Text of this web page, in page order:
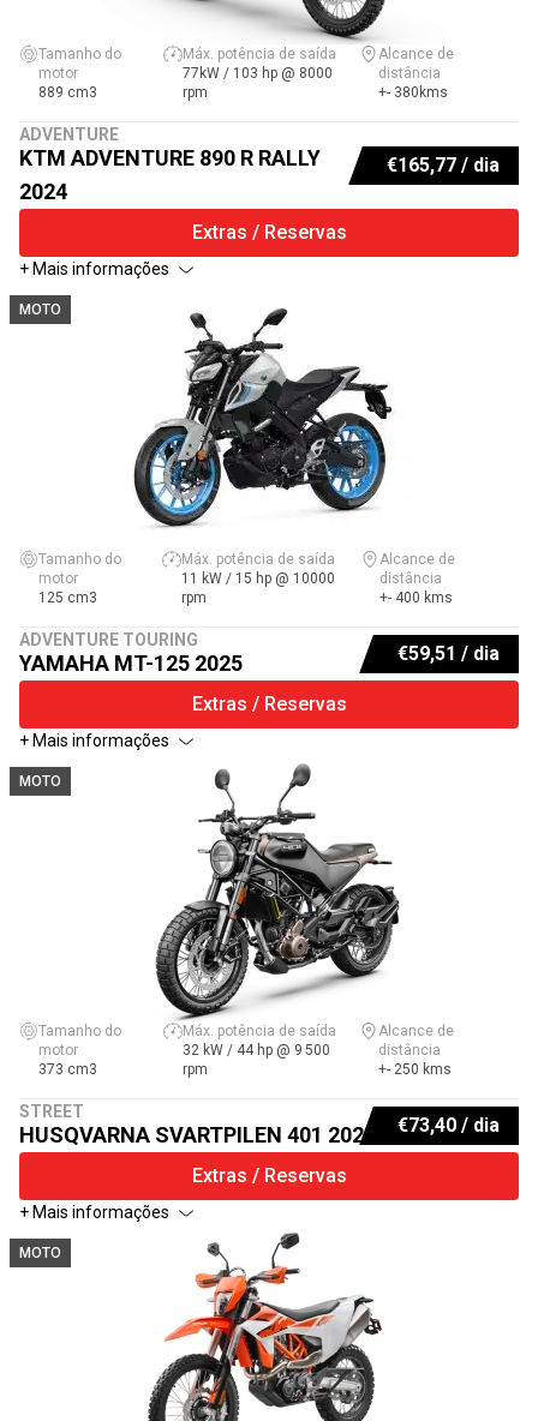
Tamanho do
motor
889 cm3
Máx. potência de saída
77kW / 103 hp @ 8000
rpm
Alcance de
distância
+- 380kms
ADVENTURE
KTM ADVENTURE 890 R RALLY
2024
€165,77 / dia
Extras / Reservas
+ Mais informações
Tamanho do
motor
125 cm3
Máx. potência de saída
11 kW / 15 hp @ 10000
rpm
Alcance de
distância
+- 400 kms
ADVENTURE TOURING
YAMAHA MT-125 2025 €59,51 / dia
Extras / Reservas
MOTO
+ Mais informações
Tamanho do
motor
373 cm3
Máx. potência de saída
32 kW / 44 hp @ 9 500
rpm
Alcance de
distância
+- 250 kms
STREET
HUSQVARNA SVARTPILEN 401 2023 €73,40 / dia
Extras / Reservas
MOTO
+ Mais informações
MOTO